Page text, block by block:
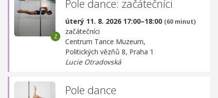
Pole dance: začátečníci
úterý 11. 8. 2026 17:00–18:00 (60 minut)
začátečníci
Centrum Tance Muzeum,
Politických vězňů 8, Praha 1
Lucie Otradovská
Pole dance